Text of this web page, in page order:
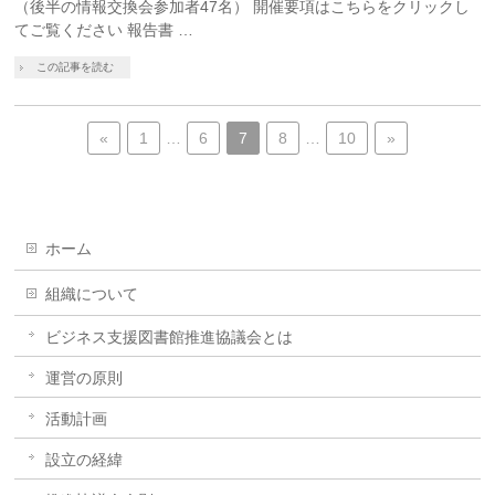
（後半の情報交換会参加者47名） 開催要項はこちらをクリックし
てご覧ください 報告書 …
この記事を読む
« 1 6 7 8 10 »
ホーム
組織について
ビジネス支援図書館推進協議会とは
運営の原則
活動計画
設立の経緯